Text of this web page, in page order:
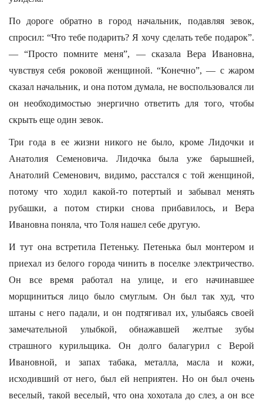
По дороге обратно в город начальник, подавляя зевок,
спросил: “Что тебе подарить? Я хочу сделать тебе подарок”.
— “Просто помните меня”, — сказала Вера Ивановна,
чувствуя себя роковой женщиной. “Конечно”, — с жаром
сказал начальник, и она потом думала, не воспользовался ли
он необходимостью энергично ответить для того, чтобы
скрыть еще один зевок.
Три года в ее жизни никого не было, кроме Лидочки и
Анатолия Семеновича. Лидочка была уже барышней,
Анатолий Семенович, видимо, расстался с той женщиной,
потому что ходил какой-то потертый и забывал менять
рубашки, а потом стирки снова прибавилось, и Вера
Ивановна поняла, что Толя нашел себе другую.
И тут она встретила Петеньку. Петенька был монтером и
приехал из белого города чинить в поселке электричество.
Он все время работал на улице, и его начинавшее
морщиниться лицо было смуглым. Он был так худ, что
штаны с него падали, и он подтягивал их, улыбаясь своей
замечательной улыбкой, обнажавшей желтые зубы
страшного курильщика. Он долго балагурил с Верой
Ивановной, и запах табака, металла, масла и кожи,
исходивший от него, был ей неприятен. Но он был очень
веселый, такой веселый, что она хохотала до слез, а он все